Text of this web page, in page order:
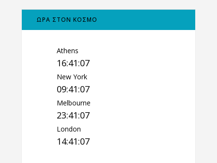
ΩΡΑ ΣΤΟΝ ΚΟΣΜΟ
Athens
16:41:08
New York
09:41:08
Melbourne
23:41:08
London
14:41:08